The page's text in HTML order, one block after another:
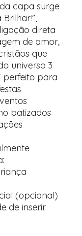
capa surge
direta
de amor,
que
universo 3
perfeito para
batizados
(opcional)
de inserir